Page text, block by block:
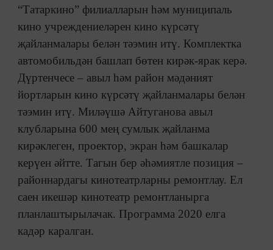
“Татаркино” филиалларын һәм муниципаль
кино учреждениеләрен кино күрсәтү
җайланмалары белән тәэмин итү. Комплектка
автомобильдән башлап бөтен кирәк-ярак керә.
Дүртенчесе – авыл һәм район мәдәният
йортларын кино күрсәтү җайланмалары белән
тәэмин итү. Миләүшә Айтуганова авыл
клубларына 600 мең сумлык җайланма
кирәклеген, проектор, экран һәм башкалар
керүен әйтте. Тагын бер әһәмиятле позиция –
районнардагы кинотеатрларны ремонтлау. Ел
саен икешәр кинотеатр ремонтланырга
планлаштырылачак. Программа 2020 елга
кадәр каралган.